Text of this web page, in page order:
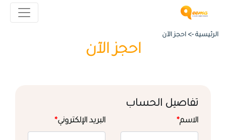
الرئيسية -> احجز الآن
احجز الآن
تفاصيل الحساب
الاسم* البريد الإلكتروني*